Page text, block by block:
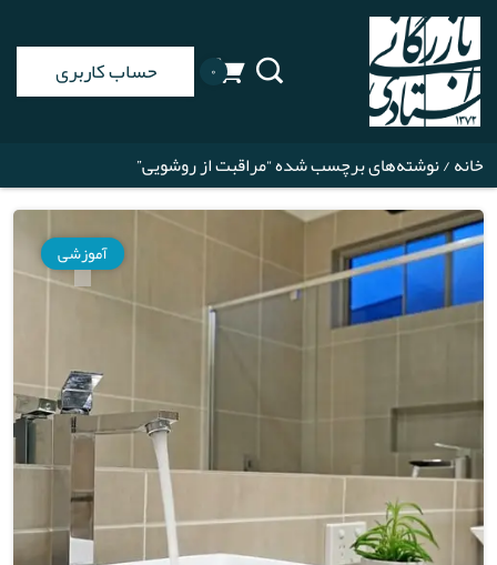
۰ حساب کاربری
خانه/ نوشته‌های برچسب شده “مراقبت از روشویی”
آموزشی